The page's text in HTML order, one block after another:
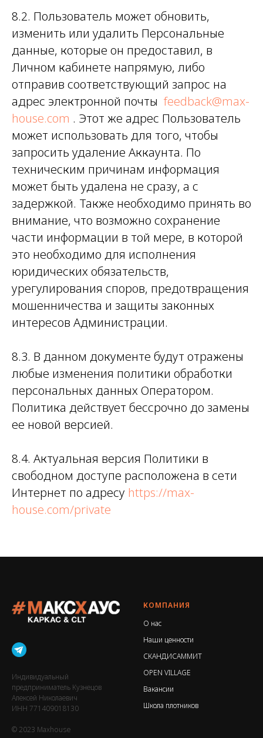
8.2. Пользователь может обновить,
изменить или удалить Персональные
данные, которые он предоставил, в
Личном кабинете напрямую, либо
отправив соответствующий запрос на
адрес электронной почты feedback@max-
house.com . Этот же адрес Пользователь
может использовать для того, чтобы
запросить удаление Аккаунта. По
техническим причинам информация
может быть удалена не сразу, а с
задержкой. Также необходимо принять во
внимание, что возможно сохранение
части информации в той мере, в которой
это необходимо для исполнения
юридических обязательств,
урегулирования споров, предотвращения
мошенничества и защиты законных
интересов Администрации.
8.3. В данном документе будут отражены
любые изменения политики обработки
персональных данных Оператором.
Политика действует бессрочно до замены
ее новой версией.
8.4. Актуальная версия Политики в
свободном доступе расположена в сети
Интернет по адресу https://max-
house.com/private
Индивидуальный
предприниматель Кузнецов
Алексей Николаевич
ИНН 771409018130
© 2023 Maxhouse
КОМПАНИЯ
О нас
Наши ценности
СКАНДИСАММИТ
OPEN VILLAGE
Вакансии
Школа плотников